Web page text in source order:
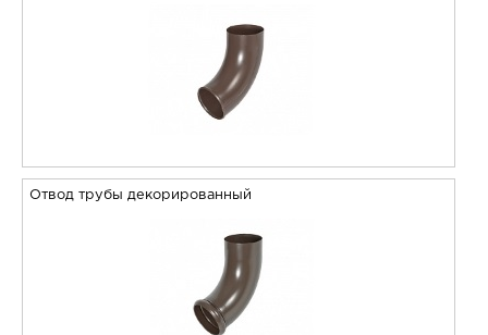
Отвод трубы декорированный